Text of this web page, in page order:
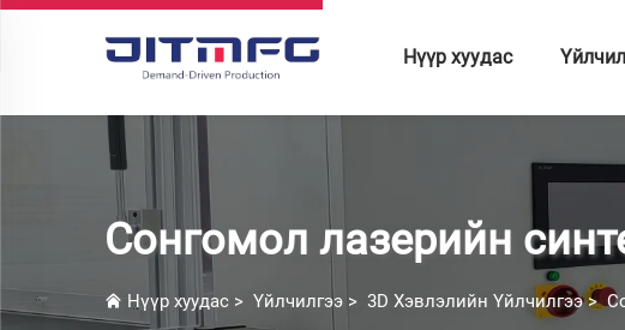
Нүүр хуудас
Сонгомол лазерийн
Нүүр хуудас > Үйлчилгээ > 3D Хэвлэлийн Үйлчилгээ>